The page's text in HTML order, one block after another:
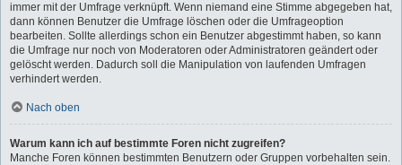
immer mit der Umfrage verknüpft. Wenn niemand eine Stimme abgegeben hat,
dann können Benutzer die Umfrage löschen oder die Umfrageoption
bearbeiten. Sollte allerdings schon ein Benutzer abgestimmt haben, so kann
die Umfrage nur noch von Moderatoren oder Administratoren geändert oder
gelöscht werden. Dadurch soll die Manipulation von laufenden Umfragen
verhindert werden.
Nach oben
Warum kann ich auf bestimmte Foren nicht zugreifen?
Manche Foren können bestimmten Benutzern oder Gruppen vorbehalten sein.